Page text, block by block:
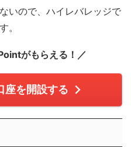
いので、ハイレバレッジで
。
がもらえる！／
座を開設する